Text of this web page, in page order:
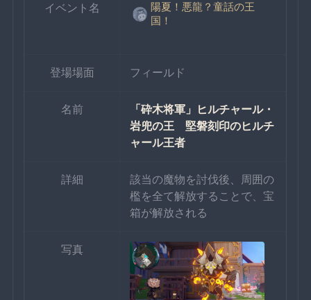
イベント名
陽夏！悪龍？童話の王
国！
登場場面 フィールド
名前
「砕木将軍」ヒルチャール・
岩兜の王　堅磐刻印のヒルチ
ャール王者
詳細
該当の魔物を討伐後、周囲の
檻を全て解放することで、宝
箱が解放される
写真